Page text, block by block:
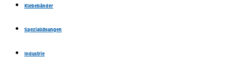
Klebebänder
Speziallösungen
Industrie